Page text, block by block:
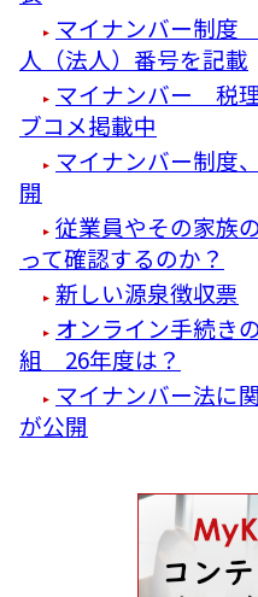
マイナンバー制度
人（法人）番号を記載
マイナンバー 税
ブコメ掲載中
マイナンバー制度
開
従業員やその家族
って確認するのか？
新しい源泉徴収票
オンライン手続き
組 26年度は？
マイナンバー法に
が公開